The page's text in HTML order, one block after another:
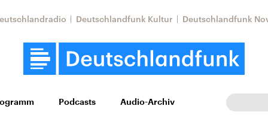
Deutschlandfunk Kultur Deutschlandfunk
Podcasts Audio-Archiv